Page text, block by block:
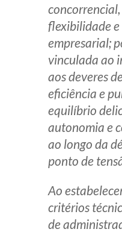
flexibilidade e
empresarial;
vinculada ao
aos deveres
eficiência e
equilíbrio
autonomia e
ao longo da
ponto de
Ao
critérios
de